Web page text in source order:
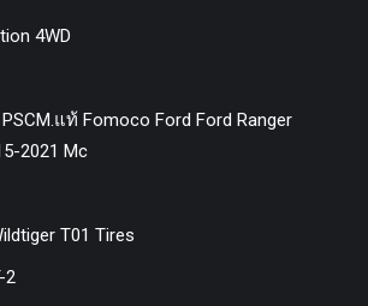
4WD
แท้ Fomoco Ford Ford Ranger
2021 Mc
T01 Tires
2